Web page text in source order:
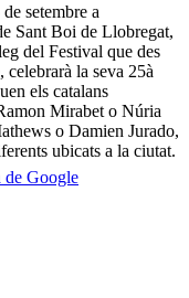
setembre a
Sant Boi de Llobregat,
del Festival que des
celebrarà la seva 25à
els catalans
Mirabet o Núria
o Damien Jurado,
ubicats a la ciutat.
de Google